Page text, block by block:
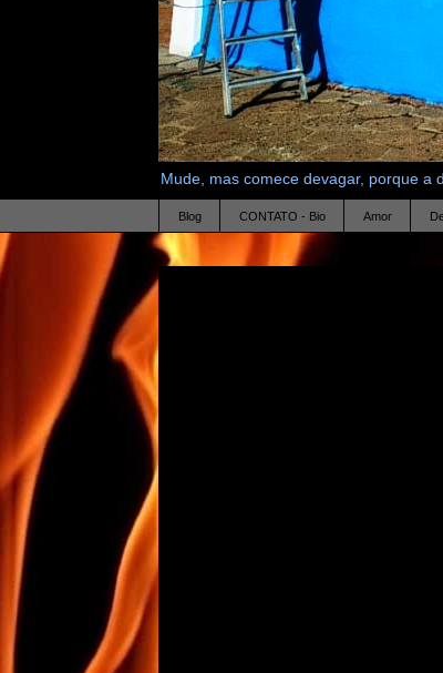
Mude, mas comece devagar, porque a
Blog CONTATO - Bio Amor